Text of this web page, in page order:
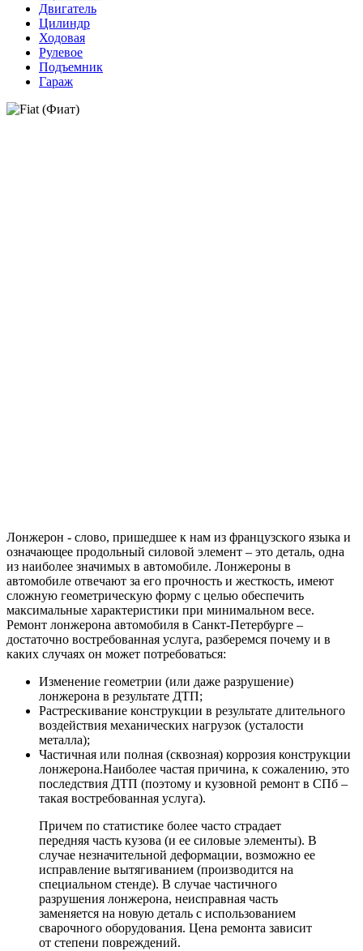
Двигатель
Цилиндр
Ходовая
Рулевое
Подъемник
Гараж
Лонжерон - слово, пришедшее к нам из французского языка и
означающее продольный силовой элемент – это деталь, одна
из наиболее значимых в автомобиле. Лонжероны в
автомобиле отвечают за его прочность и жесткость, имеют
сложную геометрическую форму с целью обеспечить
максимальные характеристики при минимальном весе.
Ремонт лонжерона автомобиля в Санкт-Петербурге –
достаточно востребованная услуга, разберемся почему и в
каких случаях он может потребоваться:
Изменение геометрии (или даже разрушение)
лонжерона в результате ДТП;
Растрескивание конструкции в результате длительного
воздействия механических нагрузок (усталости
металла);
Частичная или полная (сквозная) коррозия конструкции
лонжерона.Наиболее частая причина, к сожалению, это
последствия ДТП (поэтому и кузовной ремонт в СПб –
такая востребованная услуга).
Причем по статистике более часто страдает
передняя часть кузова (и ее силовые элементы). В
случае незначительной деформации, возможно ее
исправление вытягиванием (производится на
специальном стенде). В случае частичного
разрушения лонжерона, неисправная часть
заменяется на новую деталь с использованием
сварочного оборудования. Цена ремонта зависит
от степени повреждений.